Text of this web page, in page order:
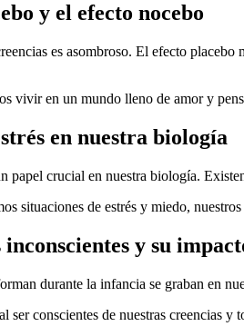
y el efecto nocebo
es asombroso. El efecto
vivir en un mundo lleno de amor y
en nuestra biología
papel crucial en nuestra biología.
situaciones de estrés y miedo,
y su
durante la infancia se graban en
ser conscientes de nuestras creencias